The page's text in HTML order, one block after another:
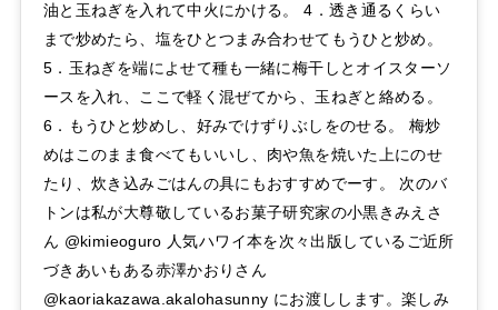
油と玉ねぎを入れて中火にかける。 4．透き通るくらい
まで炒めたら、塩をひとつまみ合わせてもうひと炒め。
5．玉ねぎを端によせて種も一緒に梅干しとオイスターソ
ースを入れ、ここで軽く混ぜてから、玉ねぎと絡める。
6．もうひと炒めし、好みでけずりぶしをのせる。 梅炒
めはこのまま食べてもいいし、肉や魚を焼いた上にのせ
たり、炊き込みごはんの具にもおすすめでーす。 次のバ
トンは私が大尊敬しているお菓子研究家の小黒きみえさ
ん @kimieoguro 人気ハワイ本を次々出版しているご近所
づきあいもある赤澤かおりさん
@kaoriakazawa.akalohasunny にお渡しします。楽しみ